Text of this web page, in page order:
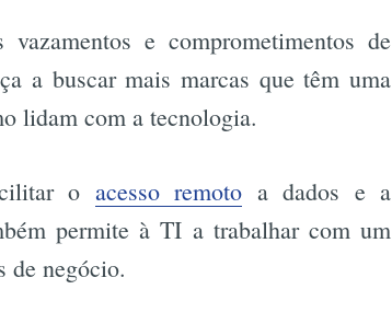
e comprometimentos de
a buscar mais marcas que têm uma
lidam com a tecnologia.
o acesso remoto a dados e a
permite à TI a trabalhar com um
de negócio.